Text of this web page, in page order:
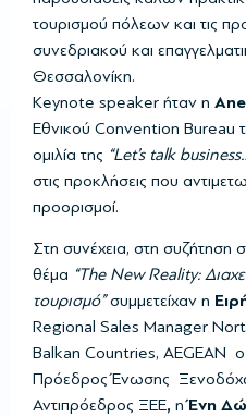
τουρισμού πόλεων και τις
συνεδριακού και
Θεσσαλονίκη.
Keynote speaker ήταν η
Εθνικού Convention Bureau
ομιλία της “Let’s talk
στις προκλήσεις που
προορισμοί.
Στη συνέχεια, στη συζήτηση
θέμα “The New Reality:
τουρισμό”συμμετείχαν η
Regional Sales Manager
Balkan Countries, AEGEAN ο
Πρόεδρος Ένωσης
Αντιπρόεδρος ΞΕΕ, ηΈνη